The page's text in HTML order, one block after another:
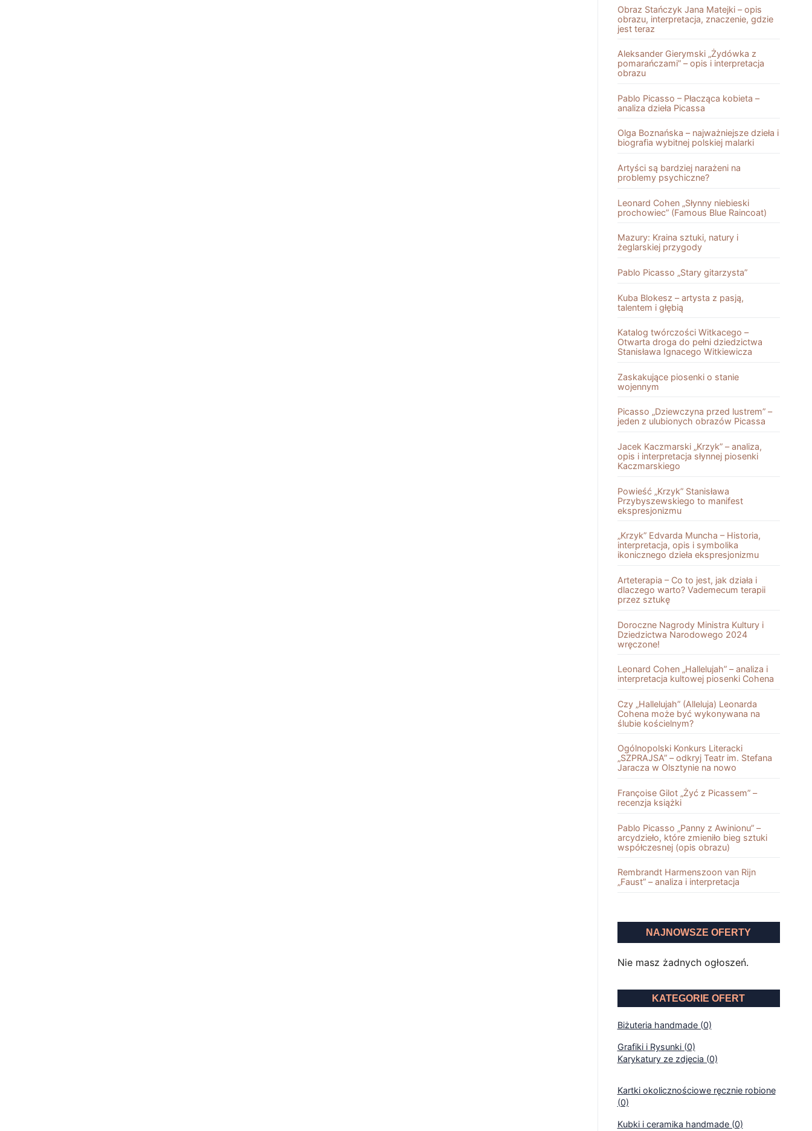
Obraz Stańczyk Jana Matejki – opis
obrazu, interpretacja, znaczenie, gdzie
jest teraz
Aleksander Gierymski „Żydówka z
pomarańczami” – opis i interpretacja
obrazu
Pablo Picasso – Płacząca kobieta –
analiza dzieła Picassa
Olga Boznańska – najważniejsze dzieła i
biografia wybitnej polskiej malarki
Artyści są bardziej narażeni na
problemy psychiczne?
Leonard Cohen „Słynny niebieski
prochowiec” (Famous Blue Raincoat)
Mazury: Kraina sztuki, natury i
żeglarskiej przygody
Pablo Picasso „Stary gitarzysta”
Kuba Blokesz – artysta z pasją,
talentem i głębią
Katalog twórczości Witkacego –
Otwarta droga do pełni dziedzictwa
Stanisława Ignacego Witkiewicza
Zaskakujące piosenki o stanie
wojennym
Picasso „Dziewczyna przed lustrem” –
jeden z ulubionych obrazów Picassa
Jacek Kaczmarski „Krzyk” – analiza,
opis i interpretacja słynnej piosenki
Kaczmarskiego
Powieść „Krzyk” Stanisława
Przybyszewskiego to manifest
ekspresjonizmu
„Krzyk” Edvarda Muncha – Historia,
interpretacja, opis i symbolika
ikonicznego dzieła ekspresjonizmu
Arteterapia – Co to jest, jak działa i
dlaczego warto? Vademecum terapii
przez sztukę
Doroczne Nagrody Ministra Kultury i
Dziedzictwa Narodowego 2024
wręczone!
Leonard Cohen „Hallelujah” – analiza i
interpretacja kultowej piosenki Cohena
Czy „Hallelujah” (Alleluja) Leonarda
Cohena może być wykonywana na
ślubie kościelnym?
Ogólnopolski Konkurs Literacki
„SZPRAJSA” – odkryj Teatr im. Stefana
Jaracza w Olsztynie na nowo
Françoise Gilot „Żyć z Picassem” –
recenzja książki
Pablo Picasso „Panny z Awinionu” –
arcydzieło, które zmieniło bieg sztuki
współczesnej (opis obrazu)
Rembrandt Harmenszoon van Rĳn
„Faust” – analiza i interpretacja
NAJNOWSZE OFERTY
Nie masz żadnych ogłoszeń.
KATEGORIE OFERT
Biżuteria handmade (0)
Grafiki i Rysunki (0)
Karykatury ze zdjęcia (0)
Kartki okolicznościowe ręcznie robione
(0)
Kubki i ceramika handmade (0)